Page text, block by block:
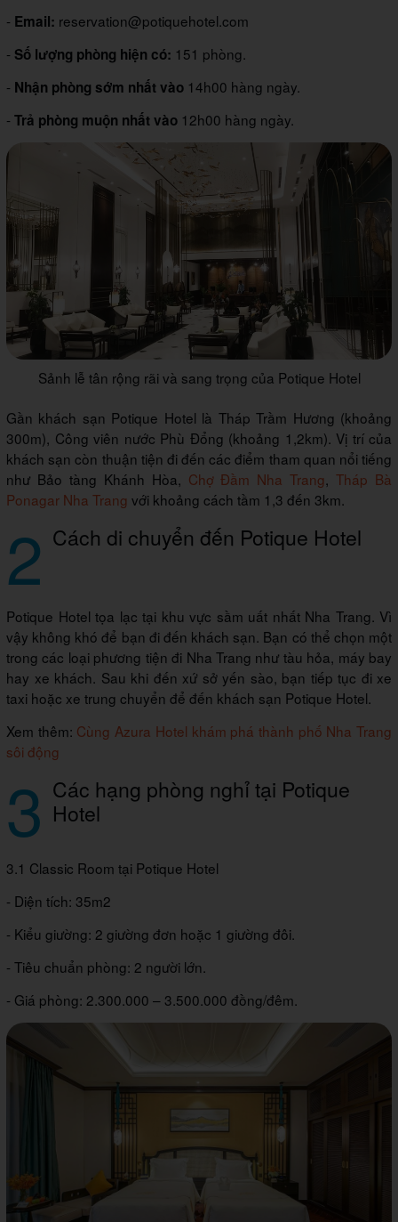
- Email: reservation@potiquehotel.com
- Số lượng phòng hiện có: 151 phòng.
- Nhận phòng sớm nhất vào 14h00 hàng ngày.
- Trả phòng muộn nhất vào 12h00 hàng ngày.
Sảnh lễ tân rộng rãi và sang trọng của Potique Hotel
Gần khách sạn Potique Hotel là Tháp Trầm Hương (khoảng
300m), Công viên nước Phù Đổng (khoảng 1,2km). Vị trí của
khách sạn còn thuận tiện đi đến các điểm tham quan nổi tiếng
như Bảo tàng Khánh Hòa, Chợ Đầm Nha Trang,Tháp Bà
Ponagar Nha Trang với khoảng cách tầm 1,3 đến 3km.
2 Cách di chuyển đến Potique Hotel
Potique Hotel tọa lạc tại khu vực sầm uất nhất Nha Trang. Vì
vậy không khó để bạn đi đến khách sạn. Bạn có thể chọn một
trong các loại phương tiện đi Nha Trang như tàu hỏa, máy bay
hay xe khách. Sau khi đến xứ sở yến sào, bạn tiếp tục đi xe
taxi hoặc xe trung chuyển để đến khách sạn Potique Hotel.
Xem thêm: Cùng Azura Hotel khám phá thành phố Nha Trang
sôi động
3 Các hạng phòng nghỉ tại Potique
Hotel
3.1 Classic Room tại Potique Hotel
- Diện tích: 35m2
- Kiểu giường: 2 giường đơn hoặc 1 giường đôi.
- Tiêu chuẩn phòng: 2 người lớn.
- Giá phòng: 2.300.000 – 3.500.000 đồng/đêm.